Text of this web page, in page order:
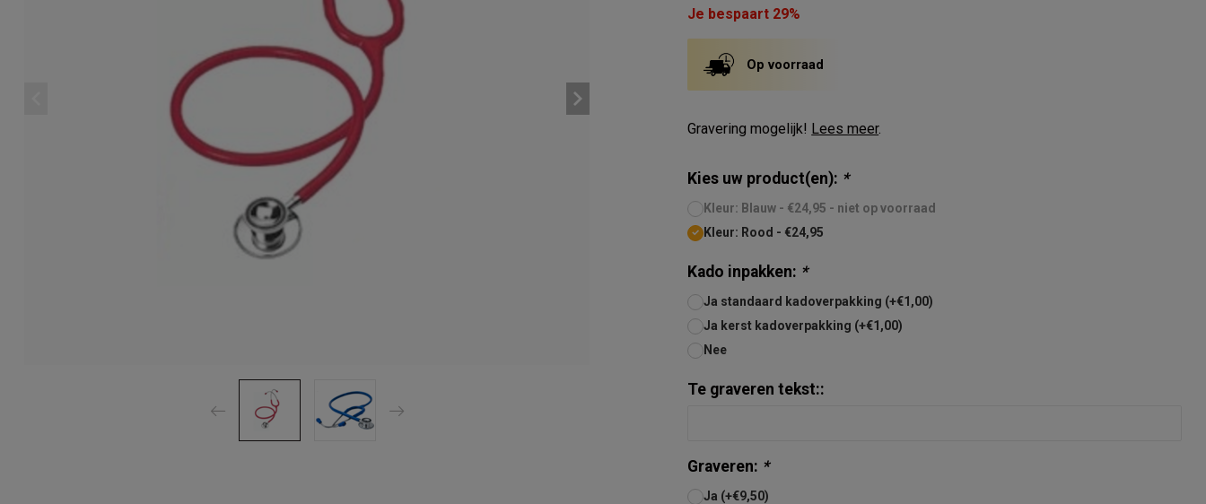
Je bespaart 29%
Op voorraad
Gravering mogelijk! Lees meer.
Kies uw product(en): *
Kleur: Blauw - €24,95 - niet op voorraad
Kleur: Rood - €24,95
Kado inpakken: *
Ja standaard kadoverpakking (+€1,00)
Ja kerst kadoverpakking (+€1,00)
Nee
Te graveren tekst::
Graveren: *
Ja (+€9,50)